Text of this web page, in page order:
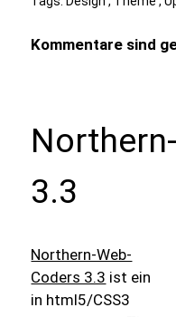
Kommentare sind
3.3
Northern-Web-
Coders 3.3 ist ein
in html5/CSS3